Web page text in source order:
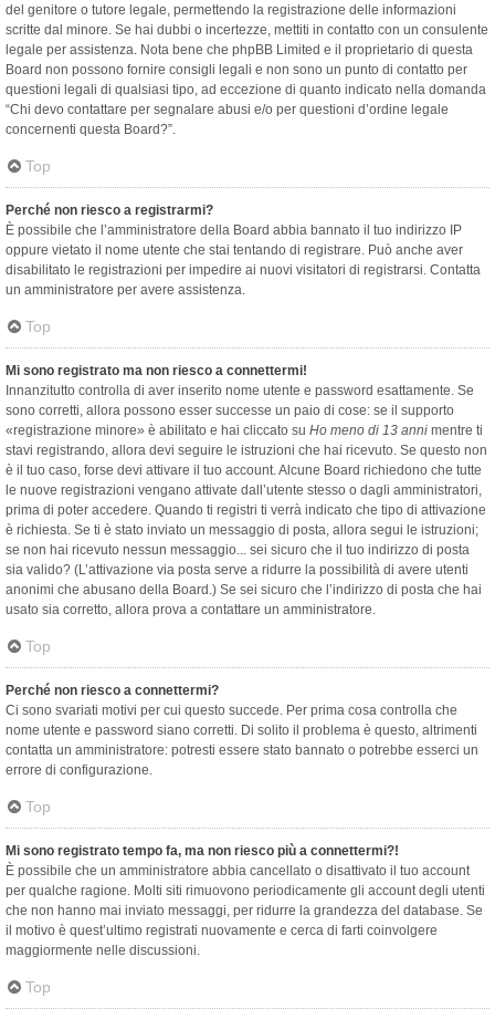
del genitore o tutore legale, permettendo la registrazione delle informazioni
scritte dal minore. Se hai dubbi o incertezze, mettiti in contatto con un consulente
legale per assistenza. Nota bene che phpBB Limited e il proprietario di questa
Board non possono fornire consigli legali e non sono un punto di contatto per
questioni legali di qualsiasi tipo, ad eccezione di quanto indicato nella domanda
“Chi devo contattare per segnalare abusi e/o per questioni d’ordine legale
concernenti questa Board?”.
Top
Perché non riesco a registrarmi?
È possibile che l’amministratore della Board abbia bannato il tuo indirizzo IP
oppure vietato il nome utente che stai tentando di registrare. Può anche aver
disabilitato le registrazioni per impedire ai nuovi visitatori di registrarsi. Contatta
un amministratore per avere assistenza.
Top
Mi sono registrato ma non riesco a connettermi!
Innanzitutto controlla di aver inserito nome utente e password esattamente. Se
sono corretti, allora possono esser successe un paio di cose: se il supporto
«registrazione minore» è abilitato e hai cliccato su Ho meno di 13 anni mentre ti
stavi registrando, allora devi seguire le istruzioni che hai ricevuto. Se questo non
è il tuo caso, forse devi attivare il tuo account. Alcune Board richiedono che tutte
le nuove registrazioni vengano attivate dall’utente stesso o dagli amministratori,
prima di poter accedere. Quando ti registri ti verrà indicato che tipo di attivazione
è richiesta. Se ti è stato inviato un messaggio di posta, allora segui le istruzioni;
se non hai ricevuto nessun messaggio... sei sicuro che il tuo indirizzo di posta
sia valido? (L’attivazione via posta serve a ridurre la possibilità di avere utenti
anonimi che abusano della Board.) Se sei sicuro che l’indirizzo di posta che hai
usato sia corretto, allora prova a contattare un amministratore.
Top
Perché non riesco a connettermi?
Ci sono svariati motivi per cui questo succede. Per prima cosa controlla che
nome utente e password siano corretti. Di solito il problema è questo, altrimenti
contatta un amministratore: potresti essere stato bannato o potrebbe esserci un
errore di configurazione.
Top
Mi sono registrato tempo fa, ma non riesco più a connettermi?!
È possibile che un amministratore abbia cancellato o disattivato il tuo account
per qualche ragione. Molti siti rimuovono periodicamente gli account degli utenti
che non hanno mai inviato messaggi, per ridurre la grandezza del database. Se
il motivo è quest’ultimo registrati nuovamente e cerca di farti coinvolgere
maggiormente nelle discussioni.
Top